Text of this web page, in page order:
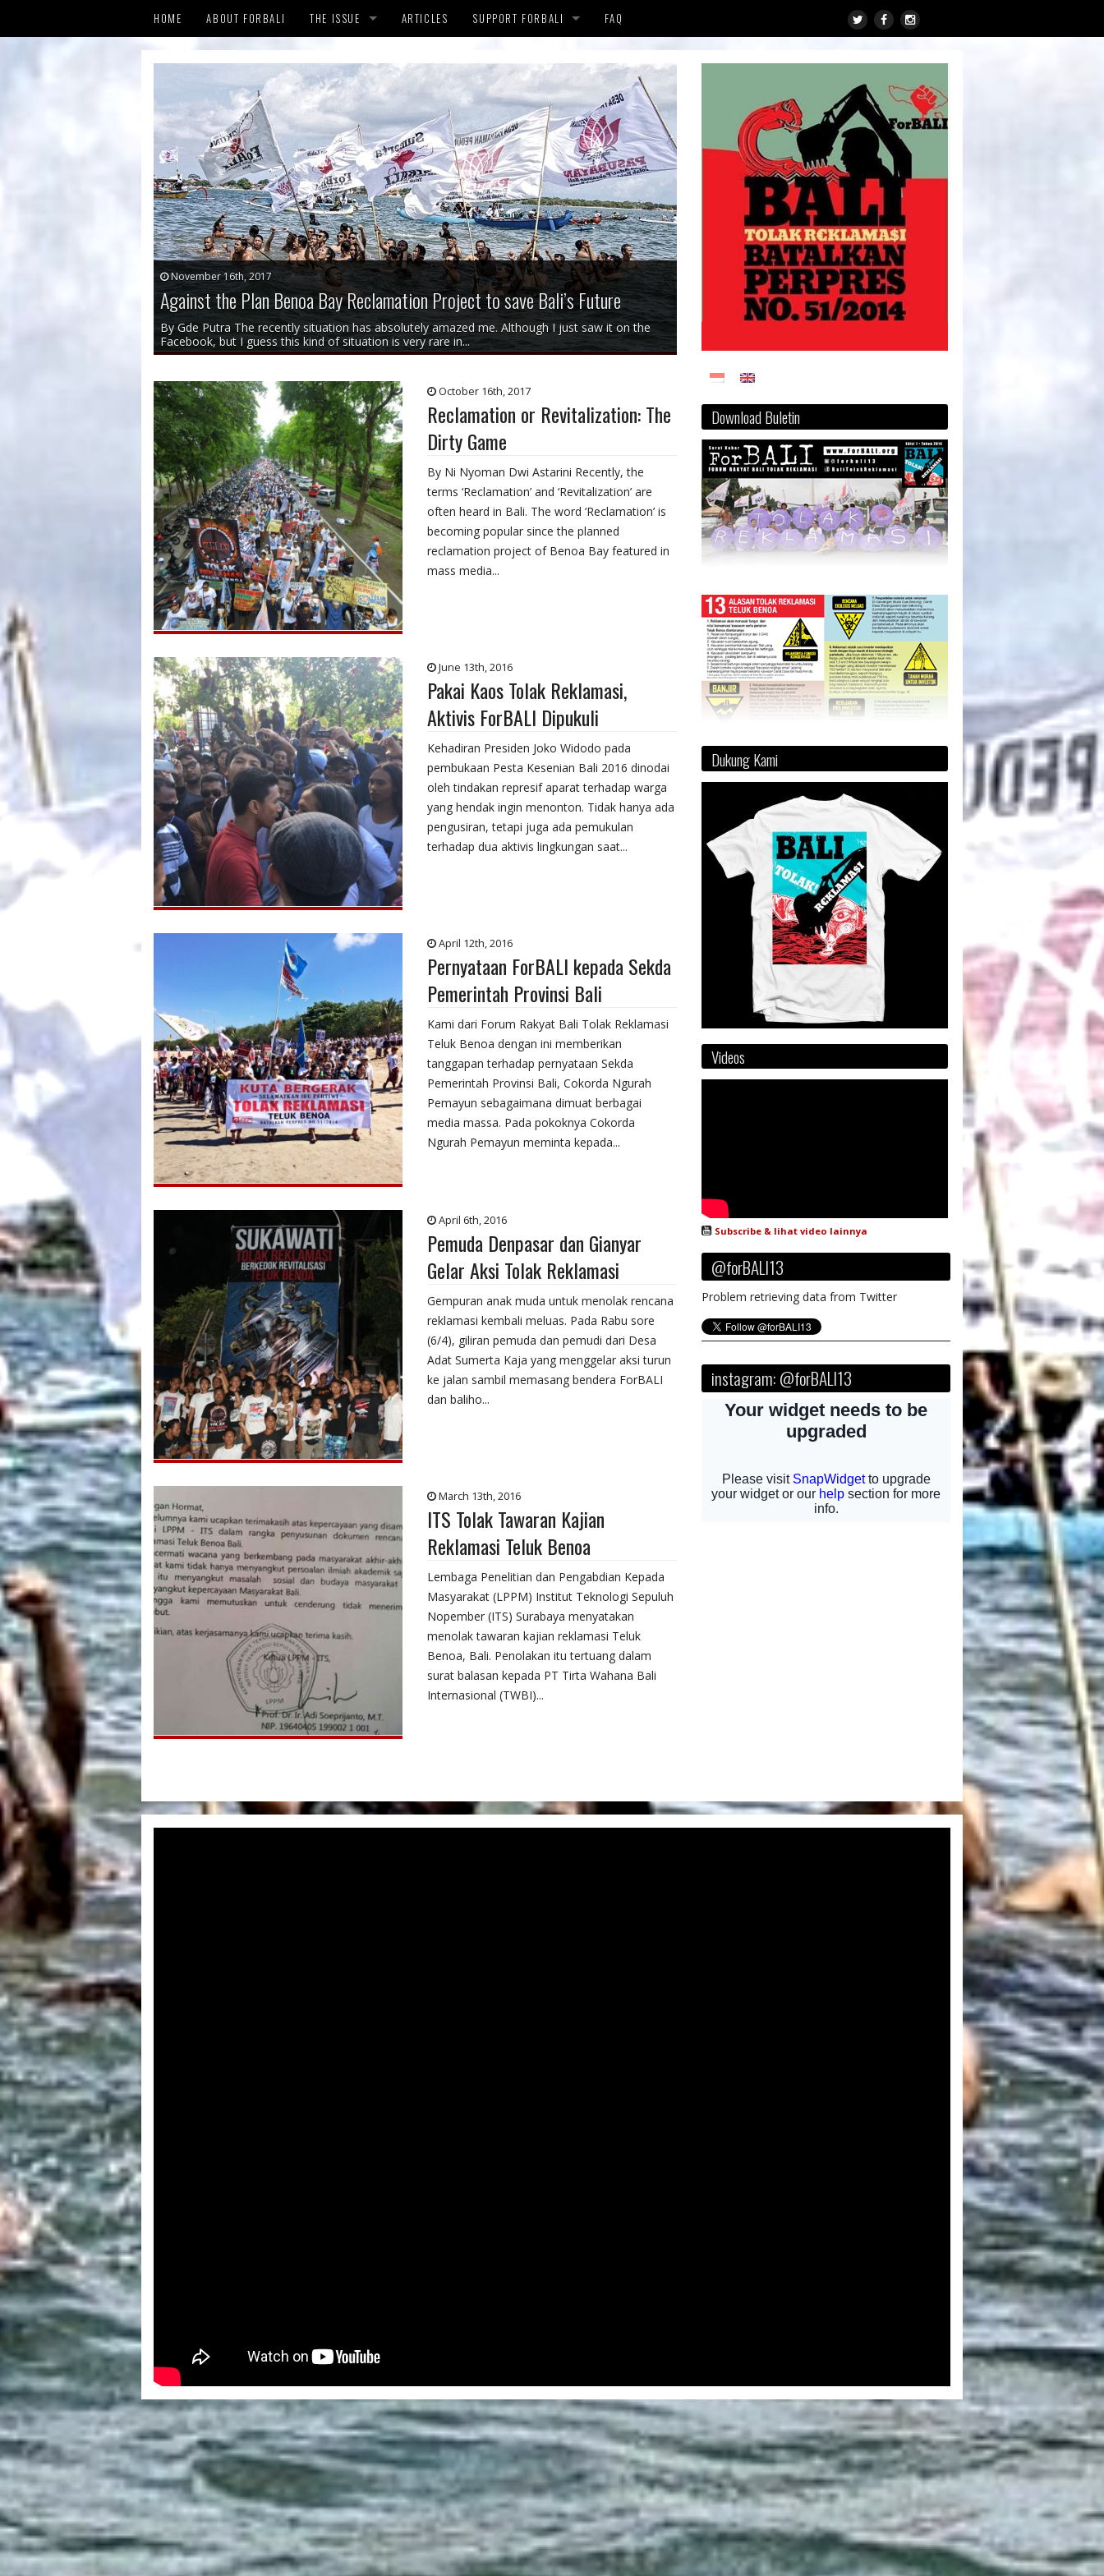
HOME ABOUT FORBALI THE ISSUE
REFERENCE
CHRONOLOGY
ARTICLES SUPPORT FORBALI FAQ
November 16th, 2017
Against the Plan Benoa Bay Reclamation Project to save Bali’s Future
By Gde Putra The recently situation has absolutely amazed me. Although I just saw it on the
Facebook, but I guess this kind of situation is very rare in...
October 16th, 2017
Reclamation or Revitalization: The
Dirty Game
By Ni Nyoman Dwi Astarini Recently, the
terms ‘Reclamation’ and ‘Revitalization’ are
often heard in Bali. The word ‘Reclamation’ is
becoming popular since the planned
reclamation project of Benoa Bay featured in
mass media...
June 13th, 2016
Pakai Kaos Tolak Reklamasi,
Aktivis ForBALI Dipukuli
Kehadiran Presiden Joko Widodo pada
pembukaan Pesta Kesenian Bali 2016 dinodai
oleh tindakan represif aparat terhadap warga
yang hendak ingin menonton. Tidak hanya ada
pengusiran, tetapi juga ada pemukulan
terhadap dua aktivis lingkungan saat...
April 12th, 2016
Pernyataan ForBALI kepada Sekda
Pemerintah Provinsi Bali
Kami dari Forum Rakyat Bali Tolak Reklamasi
Teluk Benoa dengan ini memberikan
tanggapan terhadap pernyataan Sekda
Pemerintah Provinsi Bali, Cokorda Ngurah
Pemayun sebagaimana dimuat berbagai
media massa. Pada pokoknya Cokorda
Ngurah Pemayun meminta kepada...
April 6th, 2016
Pemuda Denpasar dan Gianyar
Gelar Aksi Tolak Reklamasi
Gempuran anak muda untuk menolak rencana
reklamasi kembali meluas. Pada Rabu sore
(6/4), giliran pemuda dan pemudi dari Desa
Adat Sumerta Kaja yang menggelar aksi turun
ke jalan sambil memasang bendera ForBALI
dan baliho...
March 13th, 2016
ITS Tolak Tawaran Kajian
Reklamasi Teluk Benoa
Lembaga Penelitian dan Pengabdian Kepada
Masyarakat (LPPM) Institut Teknologi Sepuluh
Nopember (ITS) Surabaya menyatakan
menolak tawaran kajian reklamasi Teluk
Benoa, Bali. Penolakan itu tertuang dalam
surat balasan kepada PT Tirta Wahana Bali
Internasional (TWBI)...
Download Buletin
Dukung Kami
Videos
Subscribe & lihat video lainnya
@forBALI13
Problem retrieving data from Twitter
instagram: @forBALI13